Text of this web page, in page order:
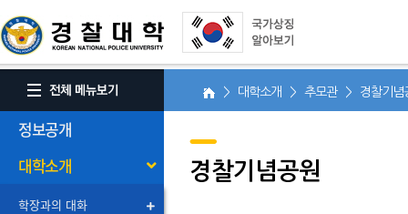
정보공개
대학소개
학장과의 대화
> 대학소개 > 추모관 > 경찰기념
경찰기념공원